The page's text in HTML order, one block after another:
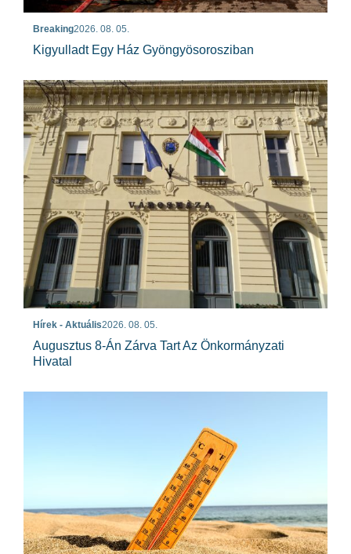
Breaking2026. 08. 05.
Kigyulladt Egy Ház Gyöngyösorosziban
Hírek - Aktuális2026. 08. 05.
Augusztus 8-Án Zárva Tart Az Önkormányzati
Hivatal